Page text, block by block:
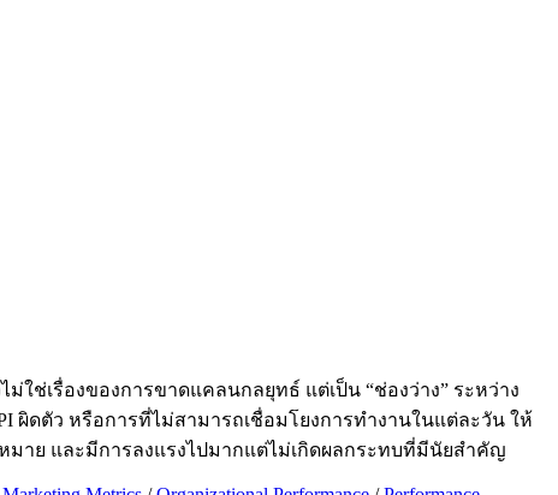
ช่เรื่องของการขาดแคลนกลยุทธ์ แต่เป็น “ช่องว่าง” ระหว่าง
ดตัว หรือการที่ไม่สามารถเชื่อมโยงการทำงานในแต่ละวัน ให้
าย และมีการลงแรงไปมากแต่ไม่เกิดผลกระทบที่มีนัยสำคัญ